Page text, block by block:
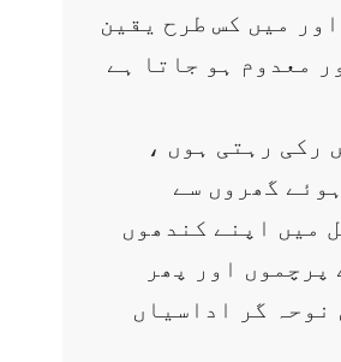
میں کس طرح یقین
معدوم ہو جاتا ہے
رکی رہتی ہوں ،
گھروں سے
میں اپنے کندھوں
پرچموں اور پھر
نوحہ گر اداسیاں